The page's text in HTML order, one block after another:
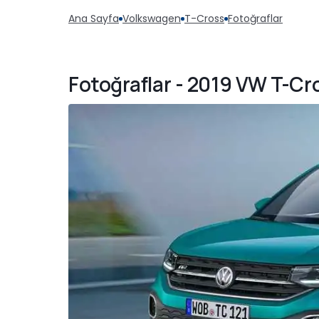
Ana Sayfa Volkswagen T-Cross Fotoğraflar
Fotoğraflar - 2019 VW T-